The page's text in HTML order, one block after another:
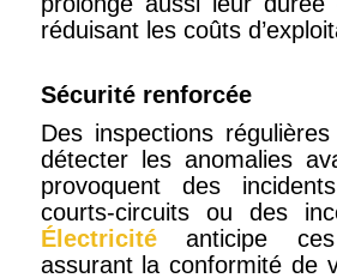
réduisant les coûts
Sécurité renforcée
Des inspections
détecter les anomalies
provoquent des
courts-circuits ou des
Électricitéanticipe
assurant la conformité de